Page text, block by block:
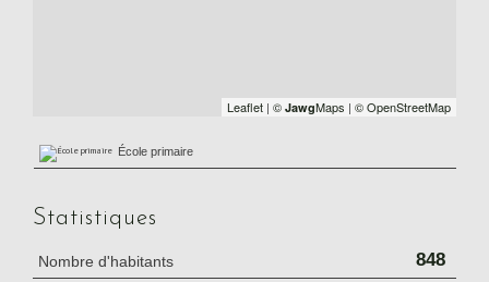
Leaflet | © JawgMaps | © OpenStreetMap
École primaire
Statistiques
Nombre d'habitants 848